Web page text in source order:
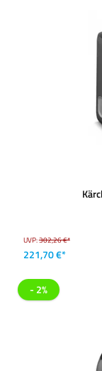
UVP:302,26 €*
221,70 €*
- 2%